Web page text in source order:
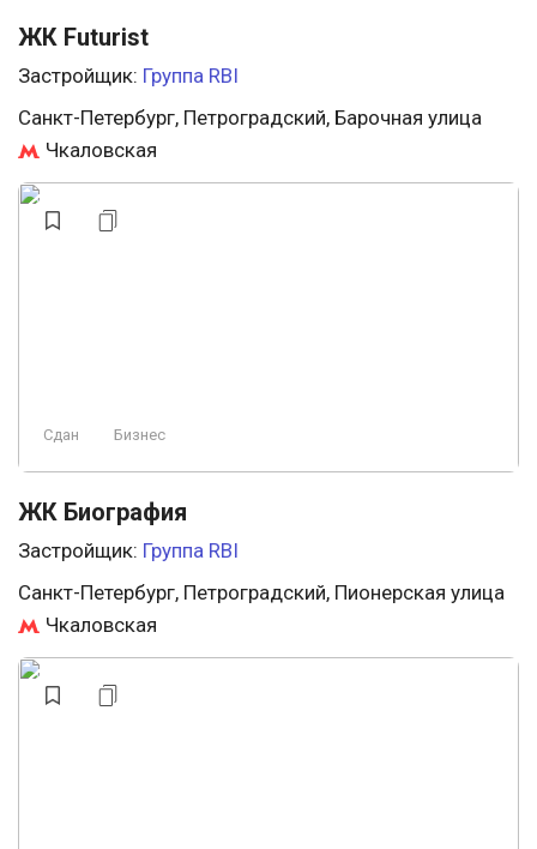
ЖК Futurist
Застройщик: Группа RBI
Санкт-Петербург, Петроградский, Барочная улица
Чкаловская
Сдан Бизнес
ЖК Биография
Застройщик: Группа RBI
Санкт-Петербург, Петроградский, Пионерская улица
Чкаловская